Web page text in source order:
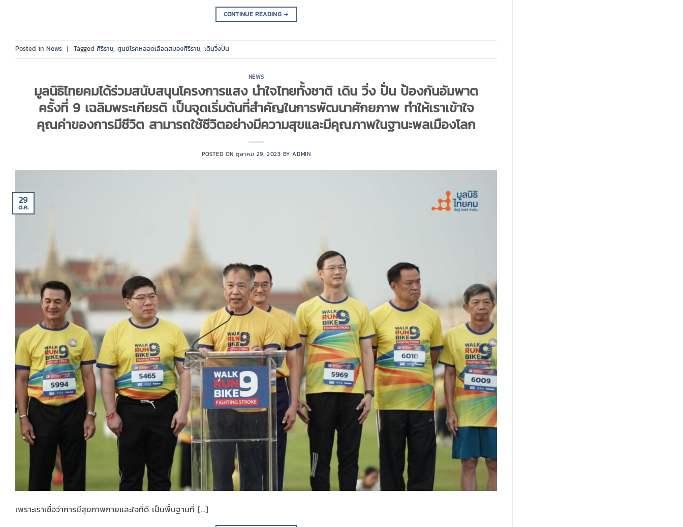
CONTINUE READING→
Posted in News | Tagged ศิริราช, ศูนย์โรคหลอดเลือดสมองศิริราช, เดินวิ่งปั่น
NEWS
มูลนิธิไทยคมได้ร่วมสนับสนุนโครงการแสง นำใจไทยทั้งชาติ เดิน วิ่ง ปั่น ป้องกันอัมพาต
ครั้งที่ 9 เฉลิมพระเกียรติ เป็นจุดเริ่มต้นที่สำคัญในการพัฒนาศักยภาพ ทำให้เราเข้าใจ
คุณค่าของการมีชีวิต สามารถใช้ชีวิตอย่างมีความสุขและมีคุณภาพในฐานะพลเมืองโลก
POSTED ONตุลาคม 29, 2023 BYADMIN
29
ต.ค.
เพราะเราเชื่อว่าการมีสุขภาพกายและใจที่ดี เป็นพื้นฐานที่ […]